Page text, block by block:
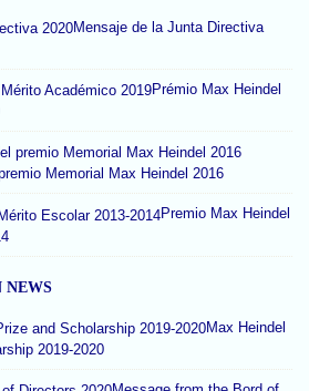
Mensaje de la Junta Directiva
Prémio Max Heindel
Memorial Max Heindel 2016
Premio Max Heindel
NEWS
Max Heindel
2019-2020